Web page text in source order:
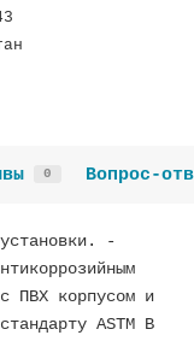
0 Вопрос-
-
ПВХ корпусом и
ASTM B